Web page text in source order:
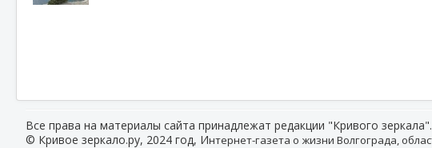
Все права на материалы сайта принадлежат редакции "Кривого
© Кривое зеркало.ру, 2024 год, Интернет-газета о жизни Волгограда,